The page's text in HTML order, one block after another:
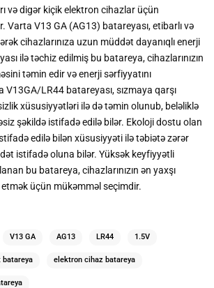
və digər kiçik elektron cihazlar üçün
Varta V13 GA (AG13) batareyası, etibarlı və
cihazlarınıza uzun müddət dayanıqlı enerji
ilə təchiz edilmiş bu batareya, cihazlarınızın
təmin edir və enerji sərfiyyatını
V13GA/LR44 batareyası, sızmaya qarşı
xüsusiyyətləri ilə də təmin olunub, beləliklə
şəkildə istifadə edilə bilər. Ekoloji dostu olan
edilə bilən xüsusiyyəti ilə təbiətə zərər
istifadə oluna bilər. Yüksək keyfiyyətli
bu batareya, cihazlarınızın ən yaxşı
etmək üçün mükəmməl seçimdir.
V13 GA AG13 LR44 1.5V
batareya elektron cihaz batareya